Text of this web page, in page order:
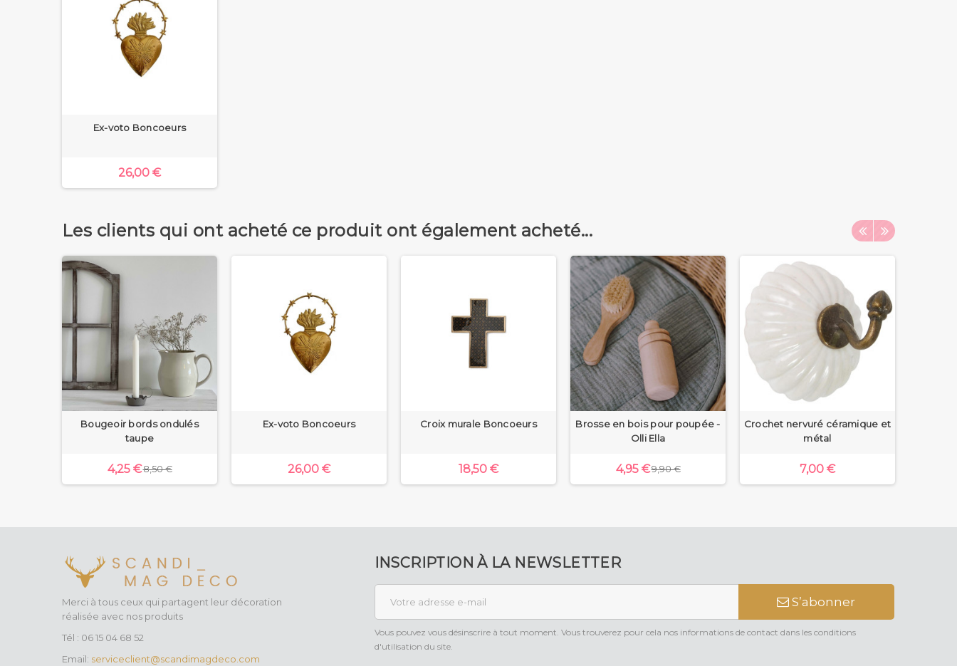
Ex-voto Boncoeurs
26,00 €
Les clients qui ont acheté ce produit ont également acheté...
Bougeoir bords ondulés
taupe
4,25 €8,50 €
Ex-voto Boncoeurs
26,00 €
Croix murale Boncoeurs
18,50 €
Brosse en bois pour poupée -
Olli Ella
4,95 €9,90 €
Crochet nervuré céramique et
métal
7,00 €
Merci à tous ceux qui partagent leur décoration
réalisée avec nos produits
Tél : 06 15 04 68 52
Email: serviceclient@scandimagdeco.com
INSCRIPTION À LA NEWSLETTER
S’abonner
Vous pouvez vous désinscrire à tout moment. Vous trouverez pour cela nos informations de contact dans les conditions
d'utilisation du site.